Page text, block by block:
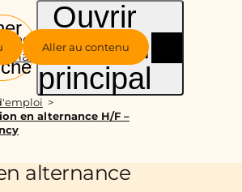
Aller au contenu
Ouvrir
le menu
principal
en alternance H/F –
alternance